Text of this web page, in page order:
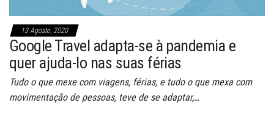
13 Agosto, 2020
Google Travel adapta-se à pandemia e
quer ajuda-lo nas suas férias
Tudo o que mexe com viagens, férias, e tudo o que mexa com
movimentação de pessoas, teve de se adaptar,…